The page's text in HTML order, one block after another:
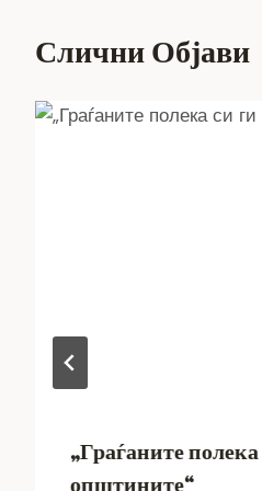
Слични Објави
„Граѓаните
општините“